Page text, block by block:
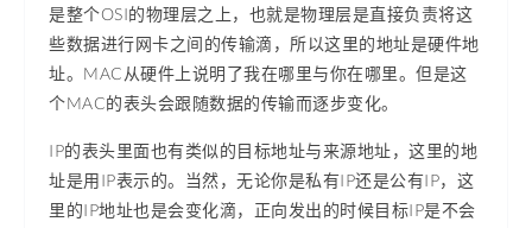
是整个OSI的物理层之上，也就是物理层是直接负责将这
些数据进行网卡之间的传输滴，所以这里的地址是硬件地
址。MAC从硬件上说明了我在哪里与你在哪里。但是这
个MAC的表头会跟随数据的传输而逐步变化。
IP的表头里面也有类似的目标地址与来源地址，这里的地
址是用IP表示的。当然，无论你是私有IP还是公有IP，这
里的IP地址也是会变化滴，正向发出的时候目标IP是不会